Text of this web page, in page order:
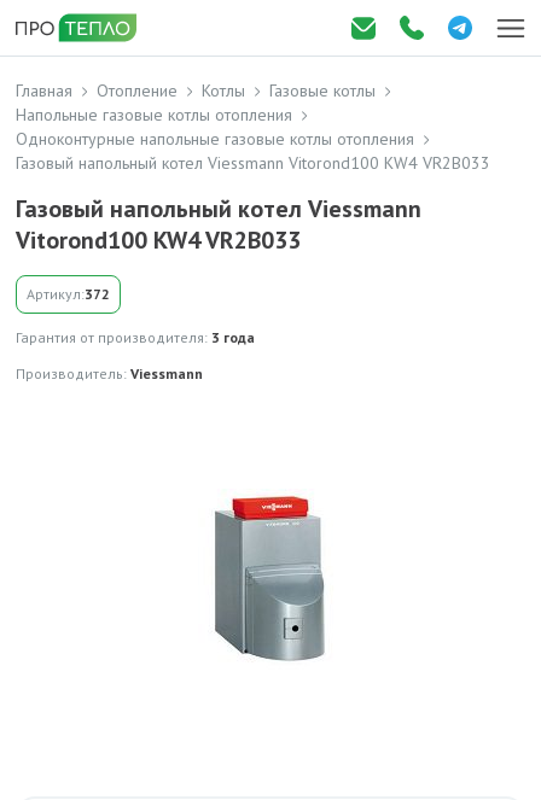
Главная Отопление Котлы
Газовые котлы
Напольные газовые котлы отопления
Одноконтурные напольные газовые котлы отопления
Газовый напольный котел Viessmann Vitorond100 KW4 VR2B033
Газовый напольный котел Viessmann
Vitorond100 KW4 VR2B033
Артикул:372
Гарантия от производителя: 3 года
Производитель: Viessmann